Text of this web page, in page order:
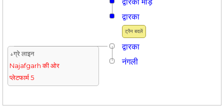
ट्रैन बदलें
द्वारका
द्वारका
↓ग्रे लाइन
Najafgarh की ओर
प्लेटफार्म 5
नंगली